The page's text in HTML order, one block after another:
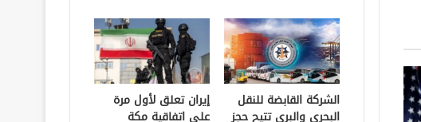
الشركة القابضة للنقل
البحري والبري تتيح حجز
إيران تعلق لأول مرة
على اتفاقية مكة